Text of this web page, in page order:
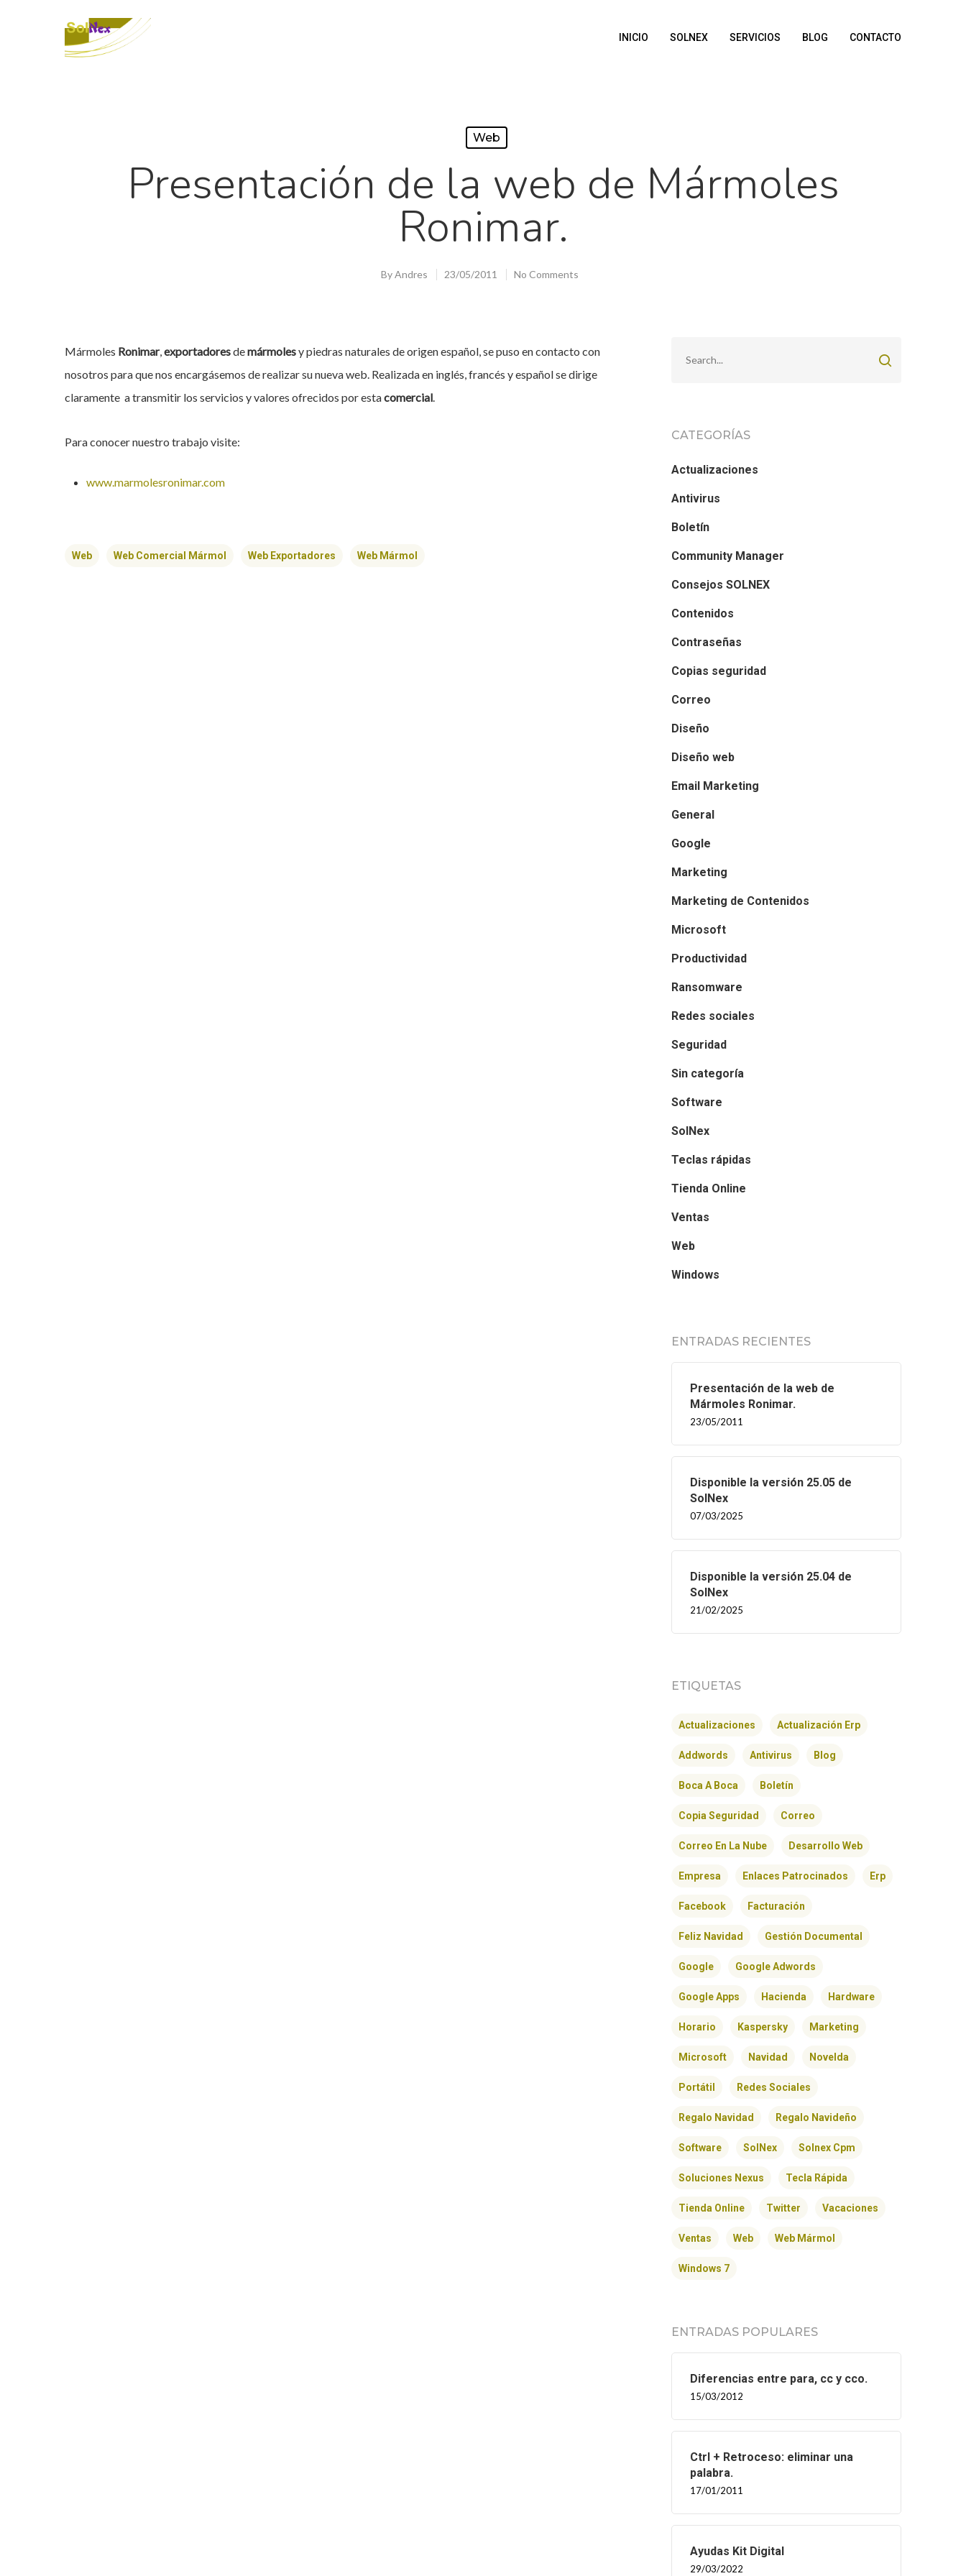
INICIO SOLNEX SERVICIOS BLOG CONTACTO
Web
Presentación de la web de Mármoles
Ronimar.
ByAndres 23/05/2011 No Comments
Mármoles Ronimar,exportadoresdemármolesy piedras naturales de origen español, se puso en contacto con
nosotros para que nos encargásemos de realizar su nueva web. Realizada en inglés, francés y español se dirige
claramente a transmitir los servicios y valores ofrecidos por estacomercial.
Para conocer nuestro trabajo visite:
www.marmolesronimar.com
Web Web Comercial Mármol Web Exportadores Web Mármol
CATEGORÍAS
Actualizaciones
Antivirus
Boletín
Community Manager
Consejos SOLNEX
Contenidos
Contraseñas
Copias seguridad
Correo
Diseño
Diseño web
Email Marketing
General
Google
Marketing
Marketing de Contenidos
Microsoft
Productividad
Ransomware
Redes sociales
Seguridad
Sin categoría
Software
SolNex
Teclas rápidas
Tienda Online
Ventas
Web
Windows
ENTRADAS RECIENTES
Presentación de la web de
Mármoles Ronimar.
23/05/2011
Disponible la versión 25.05 de
SolNex
07/03/2025
Disponible la versión 25.04 de
SolNex
21/02/2025
ETIQUETAS
Actualizaciones Actualización Erp
Addwords Antivirus Blog
Boca A Boca Boletín
Copia Seguridad Correo
Correo En La Nube Desarrollo Web
Empresa Enlaces Patrocinados Erp
Facebook Facturación
Feliz Navidad Gestión Documental
Google Google Adwords
Google Apps Hacienda Hardware
Horario Kaspersky Marketing
Microsoft Navidad Novelda
Portátil Redes Sociales
Regalo Navidad Regalo Navideño
Software SolNex Solnex Cpm
Soluciones Nexus Tecla Rápida
Tienda Online Twitter Vacaciones
Ventas Web Web Mármol
Windows 7
ENTRADAS POPULARES
Diferencias entre para, cc y cco.
15/03/2012
Ctrl + Retroceso: eliminar una
palabra.
17/01/2011
Ayudas Kit Digital
29/03/2022